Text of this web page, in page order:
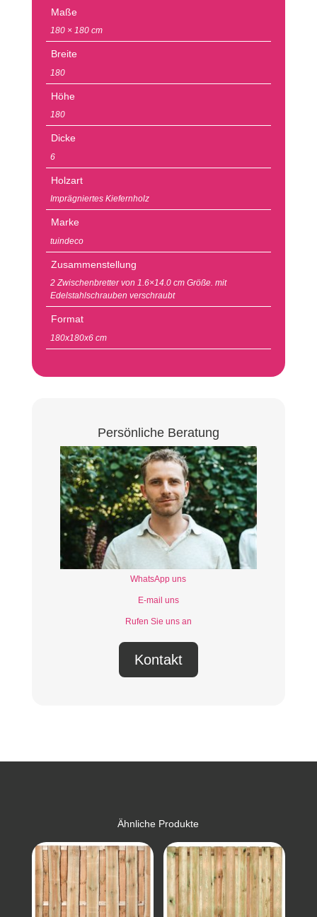
Maße
180 × 180 cm
Breite
180
Höhe
180
Dicke
6
Holzart
Imprägniertes Kiefernholz
Marke
tuindeco
Zusammenstellung
2 Zwischenbretter von 1.6×14.0 cm Größe. mit
Edelstahlschrauben verschraubt
Format
180x180x6 cm
Persönliche Beratung
WhatsApp uns
E-mail uns
Rufen Sie uns an
Kontakt
Ähnliche Produkte